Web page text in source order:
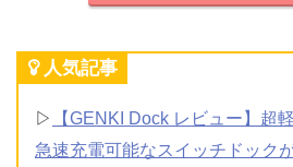
人気記事
▷
【GENKI Dock レビュー】超
急速充電可能なスイッチドック